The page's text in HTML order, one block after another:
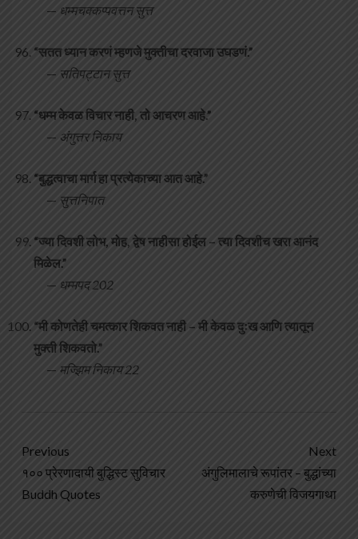
— धम्मचक्कप्पवत्तन सुत्त
“सतत ध्यान करणं म्हणजे मुक्तीचा दरवाजा उघडणं.”
— सतिपट्टान सुत्त
“धम्म केवळ विचार नाही, तो आचरण आहे.”
— अंगुत्तर निकाय
“बुद्धत्वाचा मार्ग हा प्रत्येकाच्या आत आहे.”
— सुत्तनिपात
“ज्या दिवशी लोभ, मोह, द्वेष नाहीसा होईल – त्या दिवशीच खरा आनंद
मिळेल.”
— धम्मपद 202
“मी कोणतेही चमत्कार शिकवत नाही – मी केवळ दुःख आणि त्यातून
मुक्ती शिकवतो.”
— मज्झिम निकाय 22
Previous
१०० प्रेरणादायी बुद्धिस्ट सुविचार
Buddh Quotes
Next
अंगुलिमालाचे रूपांतर – बुद्धांच्या
करुणेची विजयगाथा